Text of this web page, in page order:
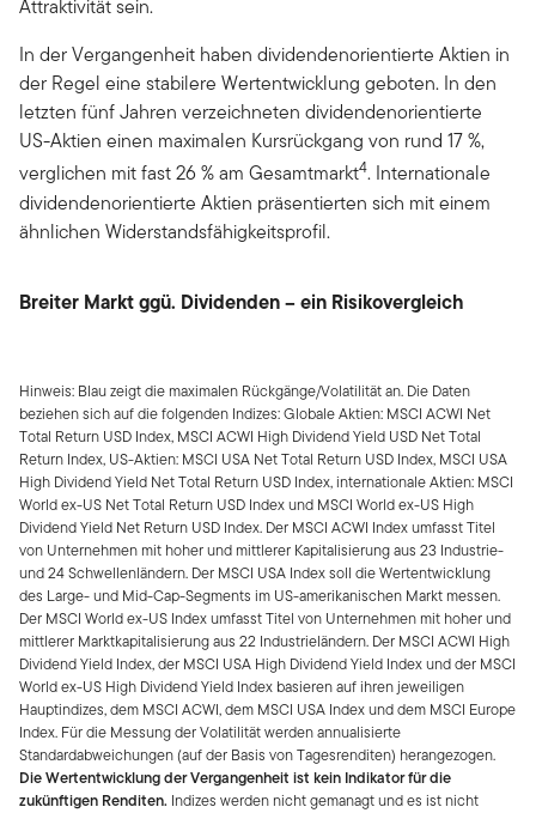
Attraktivität sein.
In der Vergangenheit haben dividendenorientierte Aktien in
der Regel eine stabilere Wertentwicklung geboten. In den
letzten fünf Jahren verzeichneten dividendenorientierte
US-Aktien einen maximalen Kursrückgang von rund 17 %,
verglichen mit fast 26 % am Gesamtmarkt4. Internationale
dividendenorientierte Aktien präsentierten sich mit einem
ähnlichen Widerstandsfähigkeitsprofil.
Breiter Markt ggü. Dividenden – ein Risikovergleich
Hinweis: Blau zeigt die maximalen Rückgänge/Volatilität an. Die Daten
beziehen sich auf die folgenden Indizes: Globale Aktien: MSCI ACWI Net
Total Return USD Index, MSCI ACWI High Dividend Yield USD Net Total
Return Index, US-Aktien: MSCI USA Net Total Return USD Index, MSCI USA
High Dividend Yield Net Total Return USD Index, internationale Aktien: MSCI
World ex-US Net Total Return USD Index und MSCI World ex-US High
Dividend Yield Net Return USD Index. Der MSCI ACWI Index umfasst Titel
von Unternehmen mit hoher und mittlerer Kapitalisierung aus 23 Industrie-
und 24 Schwellenländern. Der MSCI USA Index soll die Wertentwicklung
des Large- und Mid-Cap-Segments im US-amerikanischen Markt messen.
Der MSCI World ex-US Index umfasst Titel von Unternehmen mit hoher und
mittlerer Marktkapitalisierung aus 22 Industrieländern. Der MSCI ACWI High
Dividend Yield Index, der MSCI USA High Dividend Yield Index und der MSCI
World ex-US High Dividend Yield Index basieren auf ihren jeweiligen
Hauptindizes, dem MSCI ACWI, dem MSCI USA Index und dem MSCI Europe
Index. Für die Messung der Volatilität werden annualisierte
Standardabweichungen (auf der Basis von Tagesrenditen) herangezogen.
Die Wertentwicklung der Vergangenheit ist kein Indikator für die
zukünftigen Renditen. Indizes werden nicht gemanagt und es ist nicht